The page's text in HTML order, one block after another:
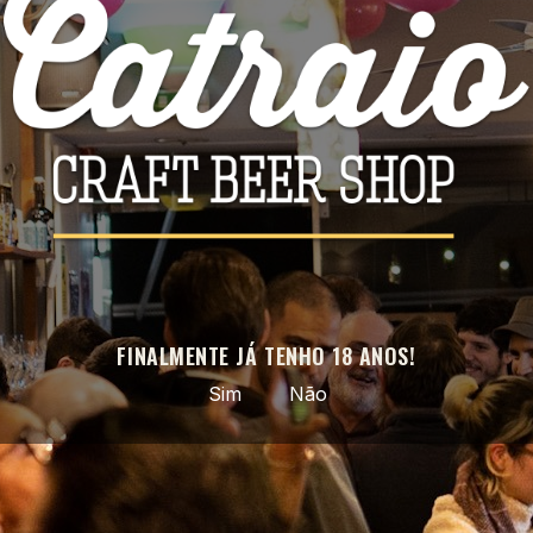
Facebook
Instagram
APROVEITE AS NOSSAS ÚLTIMAS NOVIDADES E OFERTAS
ESPECIAIS
Pode cancelar a subscrição a qualquer momento. Para tal, consulte a
nossa informação de contacto na declaração legal.
Cerveja artesanal selecionada · do nacional ao mundo ·
entregas em todo o país
FINALMENTE JÁ TENHO 18 ANOS!
Sim Não